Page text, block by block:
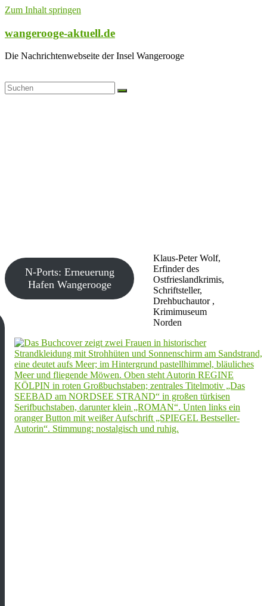
Zum Inhalt springen
wangerooge-aktuell.de
Die Nachrichtenwebseite der Insel Wangerooge
Klaus-Peter Wolf,
Erfinder des
Ostfrieslandkrimis,
Schriftsteller,
Drehbuchautor ,
Krimimuseum
Norden
N-Ports: Erneuerung
Hafen Wangerooge